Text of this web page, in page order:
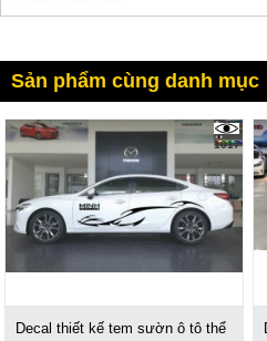
Sản phẩm cùng danh mục
1017
Decal thiết kế tem sườn ô tô thể